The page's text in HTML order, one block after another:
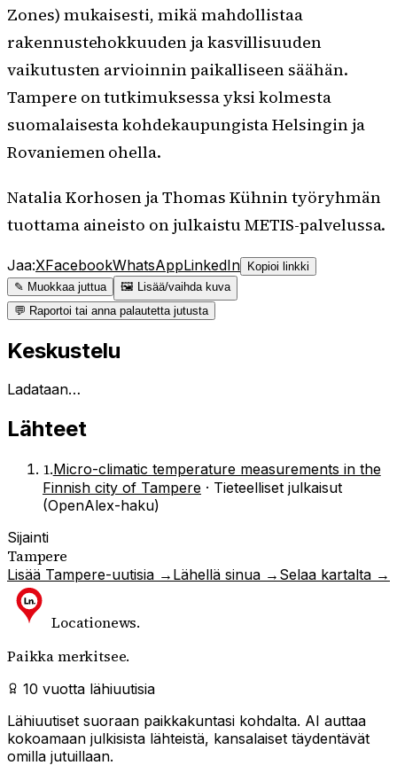
Zones) mukaisesti, mikä mahdollistaa
rakennustehokkuuden ja kasvillisuuden
vaikutusten arvioinnin paikalliseen säähän.
Tampere on tutkimuksessa yksi kolmesta
suomalaisesta kohdekaupungista Helsingin ja
Rovaniemen ohella.
Natalia Korhosen ja Thomas Kühnin työryhmän
tuottama aineisto on julkaistu METIS-palvelussa.
Jaa:XFacebookWhatsAppLinkedIn Kopioi linkki
✎ Muokkaa juttua
🖼 Lisää/vaihda kuva
💬 Raportoi tai anna palautetta jutusta
Keskustelu
Ladataan…
Lähteet
1.Micro-climatic temperature measurements in the
Finnish city of Tampere · Tieteelliset julkaisut
(OpenAlex-haku)
Sijainti
Tampere
Lisää Tampere-uutisia → Lähellä sinua → Selaa kartalta →
Locationews.
Paikka merkitsee.
10 vuotta lähiuutisia
Lähiuutiset suoraan paikkakuntasi kohdalta. AI auttaa
kokoamaan julkisista lähteistä, kansalaiset täydentävät
omilla jutuillaan.